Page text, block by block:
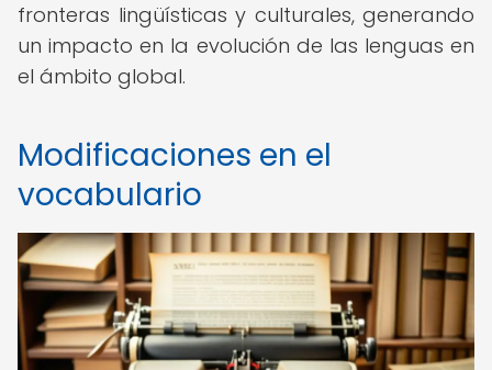
fronteras lingüísticas y culturales, generando
un impacto en la evolución de las lenguas en
el ámbito global.
Modificaciones en el
vocabulario